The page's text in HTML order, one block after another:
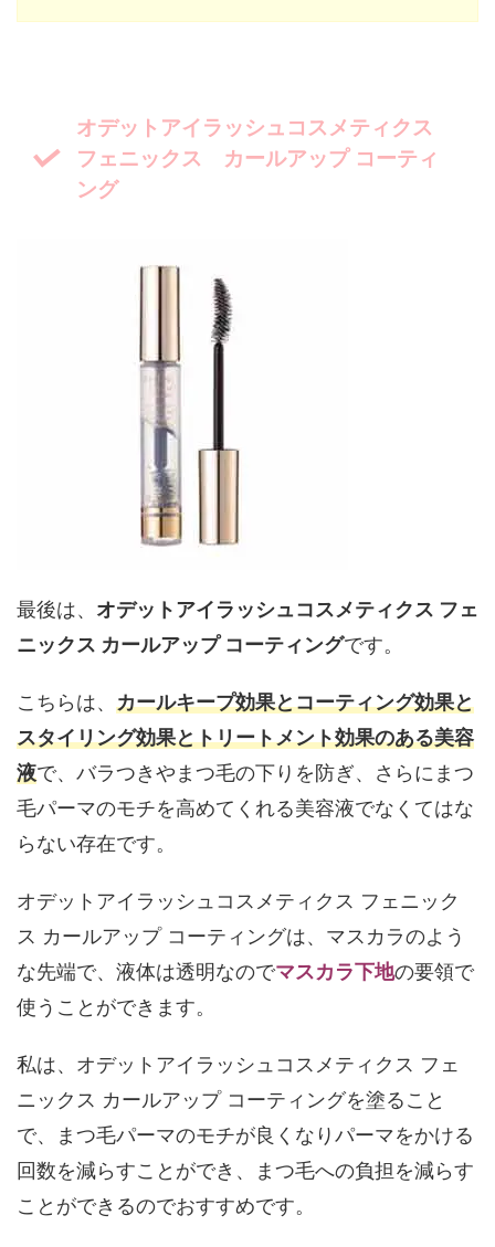
オデットアイラッシュコスメティクス
フェニックス カールアップ コーティ
ング
最後は、 オデットアイラッシュコスメティクス フェ
ニックス カールアップ コーティングです。
こちらは、 カールキープ効果とコーティング効果と
スタイリング効果とトリートメント効果のある美容
液で、バラつきやまつ毛の下りを防ぎ、さらにまつ
毛パーマのモチを高めてくれる美容液でなくてはな
らない存在です。
オデットアイラッシュコスメティクス フェニック
ス カールアップ コーティングは、マスカラのよう
な先端で、液体は透明なのでマスカラ下地の要領で
使うことができます。
私は、オデットアイラッシュコスメティクス フェ
ニックス カールアップ コーティングを塗ること
で、まつ毛パーマのモチが良くなりパーマをかける
回数を減らすことができ、まつ毛への負担を減らす
ことができるのでおすすめです。